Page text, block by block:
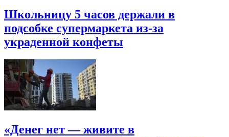
Школьницу 5 часов держали в
подсобке супермаркета из-за
украденной конфеты
«Денег нет — живите в